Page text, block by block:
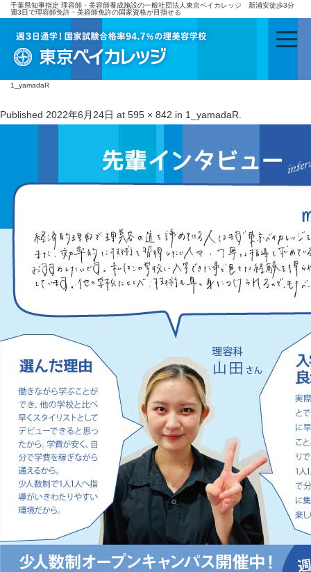
千葉県知事指定 理容師・美容師養成施設の一般社団法人東京ベイカレッジ 新浦安徒歩3分
週3日で理容師免許・美容師免許の国家資格が目指せる
1_yamadaR
Published 2022年6月24日 at 595 × 842 in 1_yamadaR